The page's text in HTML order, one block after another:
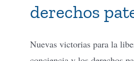
derechos
Nuevas victorias para la